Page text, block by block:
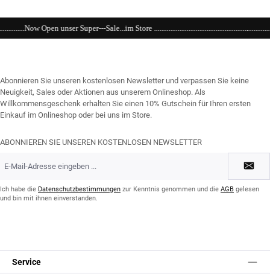
Super---Sale...im Store
Abonnieren Sie unseren kostenlosen Newsletter und verpassen Sie keine
Neuigkeit, Sales oder Aktionen aus unserem Onlineshop. Als
Willkommensgeschenk erhalten Sie einen 10% Gutschein für Ihren ersten
Einkauf im Onlineshop oder bei uns im Store.
ABONNIEREN SIE UNSEREN KOSTENLOSEN NEWSLETTER
Mail-
*Ich habe die Datenschutzbestimmungen zur Kenntnis genommen und die AGB gelesen
und bin mit ihnen einverstanden.
Service